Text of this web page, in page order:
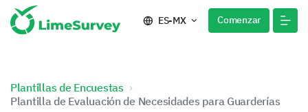
ES-MX Comenzar
Plantillas de Encuestas
Plantilla de Evaluación de Necesidades para Guarderías